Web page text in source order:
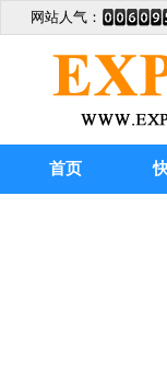
网站人气：
首页